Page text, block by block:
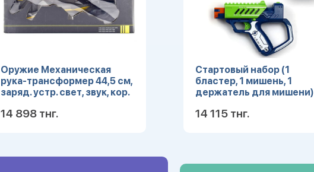
Оружие Механическая
рука-трансформер 44,5 см,
заряд. устр. свет, звук, кор.
14 898 тнг.
Стартовый набор (1
бластер, 1 мишень, 1
держатель для мишени)
14 115 тнг.